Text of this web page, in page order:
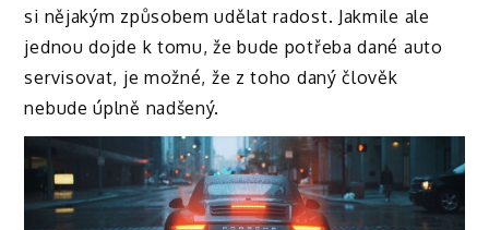
si nějakým způsobem udělat radost. Jakmile ale
jednou dojde k tomu, že bude potřeba dané auto
servisovat, je možné, že z toho daný člověk
nebude úplně nadšený.